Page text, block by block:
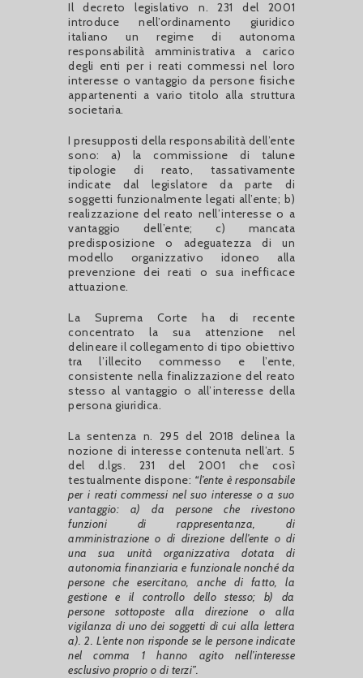
Il decreto legislativo n. 231 del 2001
introduce nell’ordinamento giuridico
italiano un regime di autonoma
responsabilità amministrativa a carico
degli enti per i reati commessi nel loro
interesse o vantaggio da persone fisiche
appartenenti a vario titolo alla struttura
societaria.
I presupposti della responsabilità dell’ente
sono: a) la commissione di talune
tipologie di reato, tassativamente
indicate dal legislatore da parte di
soggetti funzionalmente legati all’ente; b)
realizzazione del reato nell’interesse o a
vantaggio dell’ente; c) mancata
predisposizione o adeguatezza di un
modello organizzativo idoneo alla
prevenzione dei reati o sua inefficace
attuazione.
La Suprema Corte ha di recente
concentrato la sua attenzione nel
delineare il collegamento di tipo obiettivo
tra l’illecito commesso e l’ente,
consistente nella finalizzazione del reato
stesso al vantaggio o all’interesse della
persona giuridica.
La sentenza n. 295 del 2018 delinea la
nozione di interesse contenuta nell’art. 5
del d.lgs. 231 del 2001 che così
testualmente dispone: “l’ente è responsabile
per i reati commessi nel suo interesse o a suo
vantaggio: a) da persone che rivestono
funzioni di rappresentanza, di
amministrazione o di direzione dell’ente o di
una sua unità organizzativa dotata di
autonomia finanziaria e funzionale nonché da
persone che esercitano, anche di fatto, la
gestione e il controllo dello stesso; b) da
persone sottoposte alla direzione o alla
vigilanza di uno dei soggetti di cui alla lettera
a). 2. L’ente non risponde se le persone indicate
nel comma 1 hanno agito nell’interesse
esclusivo proprio o di terzi”.